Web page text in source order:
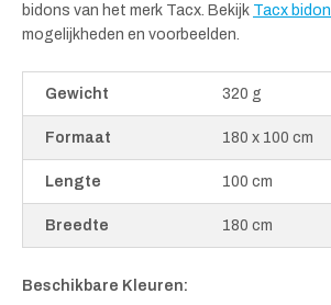
bidons van het merk Tacx. Bekijk Tacx
mogelijkheden en voorbeelden.
Gewicht 320 g
Formaat 180 x 100 cm
Lengte 100 cm
Breedte 180 cm
Beschikbare Kleuren: